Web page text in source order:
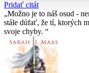
Pridať citát
Možno je to náš osud -
stále dúfať, že tí­, ktorých
svoje chyby.